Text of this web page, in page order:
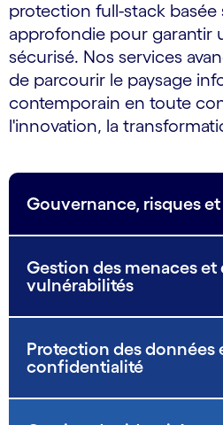
protection full-stack basée
approfondie pour garantir
sécurisé. Nos services
de parcourir le paysage
contemporain en toute
l'innovation, la
Gouvernance, risques
Gestion des menaces et
vulnérabilités
Protection des données
confidentialité